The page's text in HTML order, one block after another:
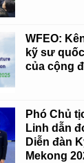
WFEO:
kỹ sư
của cộng
Phó Chủ
Linh dẫn
Diễn đàn
Mekong